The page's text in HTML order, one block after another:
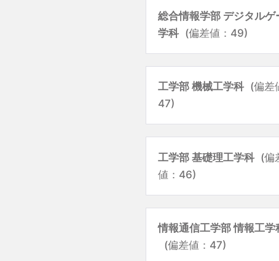
総合情報学部 デジタルゲ
学科 (偏差値：49)
工学部 機械工学科 (偏差
47)
工学部 基礎理工学科 (偏
値：46)
情報通信工学部 情報工学
(偏差値：47)